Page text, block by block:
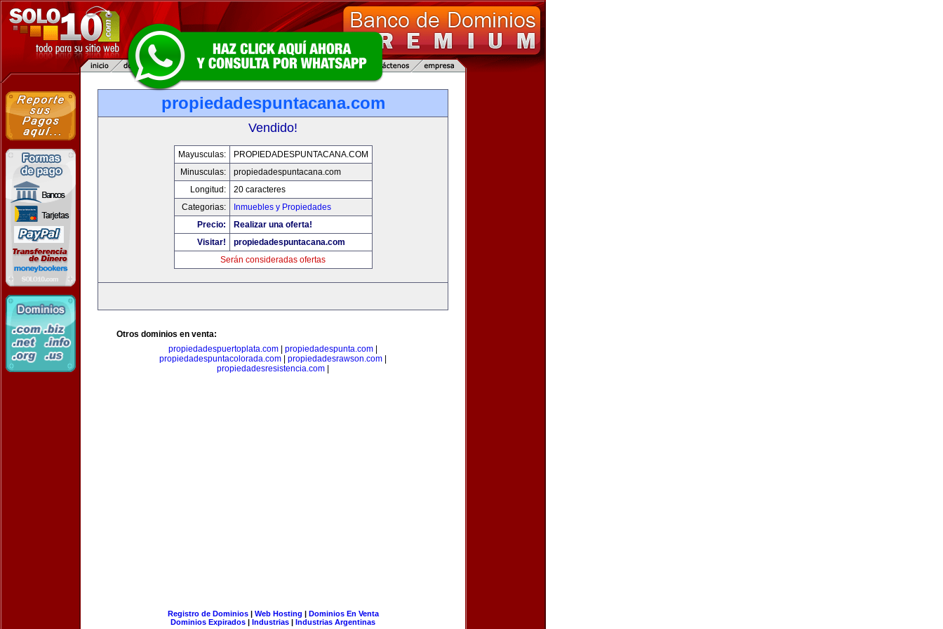
propiedadespuntacana.com
Vendido!
Mayusculas:
PROPIEDADESPUNTACANA.COM
Minusculas:
propiedadespuntacana.com
Longitud:
20 caracteres
Categorias:
Inmuebles y Propiedades
Precio:
Realizar una oferta!
Visitar!
propiedadespuntacana.com
Serán consideradas ofertas
Otros dominios en venta:
propiedadespuertoplata.com
propiedadespunta.com
propiedadespuntacolorada.com
propiedadesrawson.com
propiedadesresistencia.com
Registro de Dominios| Web Hosting | Dominios En Venta
Dominios Expirados | Industrias | Industrias Argentinas